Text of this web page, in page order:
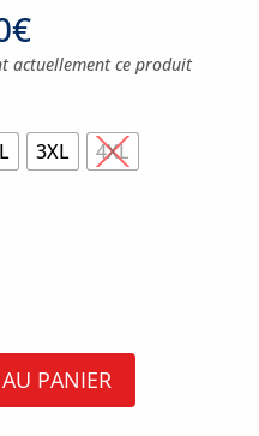
€
actuellement ce produit
3XL 4XL
PANIER